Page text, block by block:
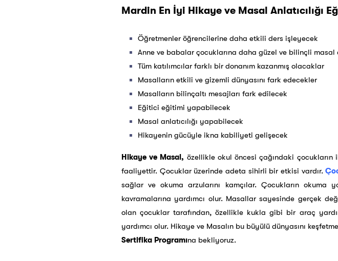
Mardin En İyi Hikaye ve Masal Anlatıcılığı
Öğretmenler öğrencilerine daha etkili ders işleyecek
Anne ve babalar çocuklarına daha güzel ve bilinçli masal
Tüm katılımcılar farklı bir donanım kazanmış olacaklar
Masalların etkili ve gizemli dünyasını fark edecekler
Masalların bilinçaltı mesajları fark edilecek
Eğitici eğitimi yapabilecek
Masal anlatıcılığı yapabilecek
Hikayenin gücüyle ikna kabiliyeti gelişecek
Hikaye ve Masal, özellikle okul öncesi çağındaki
faaliyettir. Çocuklar üzerinde adeta sihirli bir etkisi vardır.
sağlar ve okuma arzularını kamçılar. Çocukların
kavramalarına yardımcı olur. Masallar sayesinde gerçek
olan çocuklar tarafından, özellikle kukla gibi bir araç
yardımcı olur. Hikaye ve Masalın bu büyülü dünyasını
Sertifika Programına bekliyoruz.